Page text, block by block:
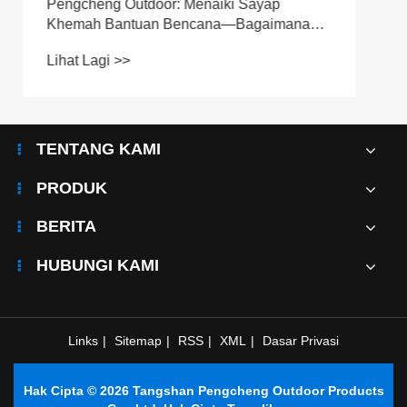
TENTANG KAMI
PRODUK
BERITA
HUBUNGI KAMI
Links | Sitemap | RSS | XML | Dasar Privasi
Hak Cipta © 2026 Tangshan Pengcheng Outdoor Products